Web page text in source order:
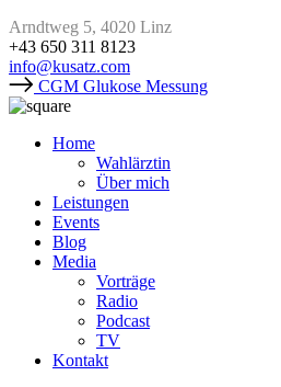
Arndtweg 5, 4020 Linz
+43 650 311 8123
info@kusatz.com
CGM Glukose Messung
Home
Wahlärztin
Über mich
Leistungen
Events
Blog
Media
Vorträge
Radio
Podcast
TV
Kontakt